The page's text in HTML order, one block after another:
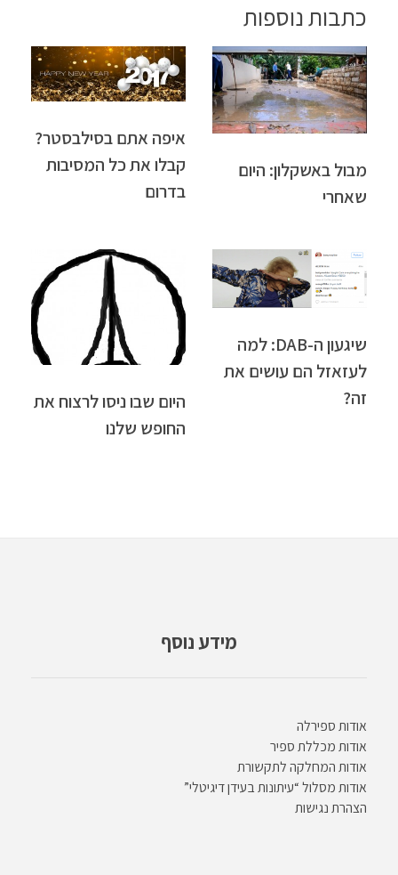
כתבות נוספות
מבול באשקלון: היום
שאחרי
איפה אתם בסילבסטר?
קבלו את כל המסיבות
בדרום
שיגעון ה-DAB: למה
לעזאזל הם עושים את
זה?
היום שבו ניסו לרצוח את
החופש שלנו
מידע נוסף
אודות ספירלה
אודות מכללת ספיר
אודות המחלקה לתקשורת
אודות מסלול “עיתונות בעידן דיגיטלי”
הצהרת נגישות